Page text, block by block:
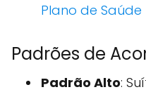
Plano de
Padrões de
Padrão Alto: